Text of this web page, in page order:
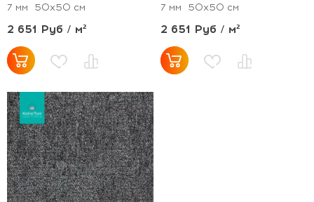
7 мм
50x50 см
2 651 Руб / м²
7 мм
50x50 см
2 651 Руб / м²